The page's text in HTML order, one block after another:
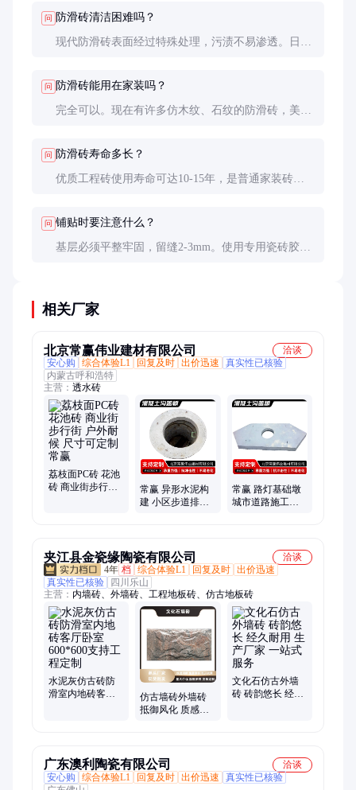
问 防滑砖清洁困难吗？
现代防滑砖表面经过特殊处理，污渍不易渗透。日常
问 防滑砖能用在家装吗？
完全可以。现在有许多仿木纹、石纹的防滑砖，美观
问 防滑砖寿命多长？
优质工程砖使用寿命可达10-15年，是普通家装砖的2
问 铺贴时要注意什么？
基层必须平整牢固，留缝2-3mm。使用专用瓷砖胶而
相关厂家
北京常赢伟业建材有限公司
洽谈
安心购
综合体验L1 回复及时 出价迅速
真实性已核验
内蒙古呼和浩特
主营： 透水砖
荔枝面PC砖 花池
砖 商业街步行街
常赢 异形水泥构
建 小区步道排水
常赢 路灯基础墩
城市道路施工建
夹江县金瓷缘陶瓷有限公司
洽谈
4年 档 综合体验L1 回复及时 出价迅速
真实性已核验
四川乐山
主营： 内墙砖、外墙砖、工程地板砖、仿古地板砖
水泥灰仿古砖防
滑室内地砖客厅
仿古墙砖外墙砖
抵御风化 质感厚
文化石仿古外墙
砖 砖韵悠长 经久
广东澳利陶瓷有限公司
洽谈
安心购
综合体验L1 回复及时 出价迅速
真实性已核验